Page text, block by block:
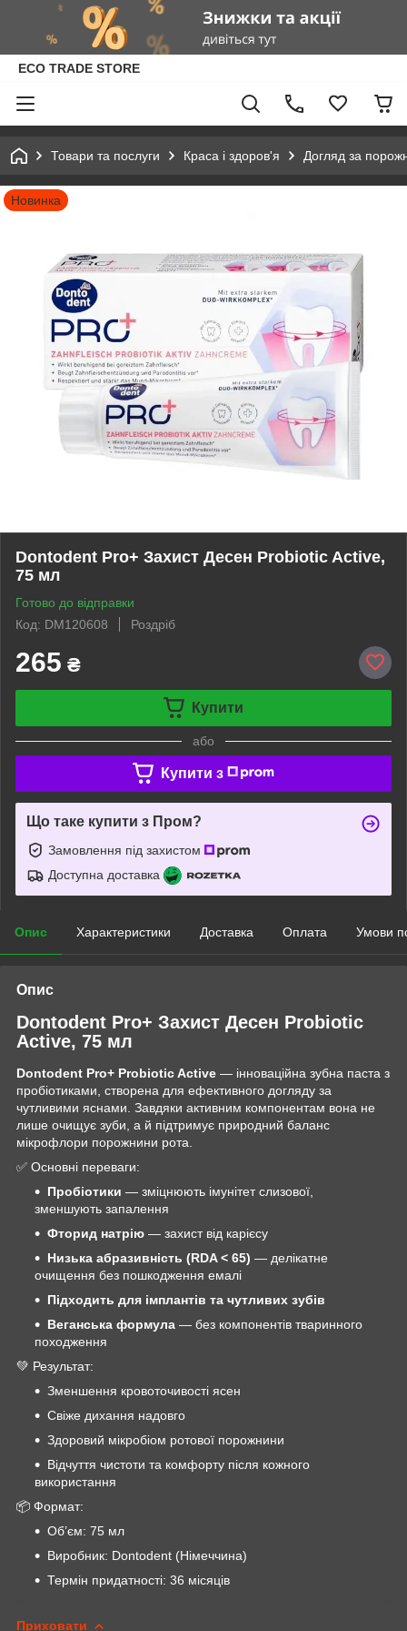
ECO TRADE STORE
Товари та послуги Краса і здоров'я Догляд за
Новинка
Dontodent Pro+ Захист Десен Probiotic Active,
75 мл
Готово до відправки
Код: DM120608
Роздріб
265 ₴
Купити
або
Купити з
Що таке купити з Пром?
Замовлення під захистом
Доступна доставка
Опис Характеристики Доставка Оплата Умови
Опис
Dontodent Pro+ Захист Десен Probiotic
Active, 75 мл
Dontodent Pro+ Probiotic Active — інноваційна зубна паста з
пробіотиками, створена для ефективного догляду за
чутливими яснами. Завдяки активним компонентам вона не
лише очищує зуби, а й підтримує природний баланс
мікрофлори порожнини рота.
✅ Основні переваги:
Пробіотики — зміцнюють імунітет слизової,
зменшують запалення
Фторид натрію — захист від карієсу
Низька абразивність (RDA < 65) — делікатне
очищення без пошкодження емалі
Підходить для імплантів та чутливих зубів
Веганська формула — без компонентів тваринного
походження
💚 Результат:
Зменшення кровоточивості ясен
Свіже дихання надовго
Здоровий мікробіом ротової порожнини
Відчуття чистоти та комфорту після кожного
використання
📦 Формат:
Об’єм: 75 мл
Виробник: Dontodent (Німеччина)
Термін придатності: 36 місяців
Приховати